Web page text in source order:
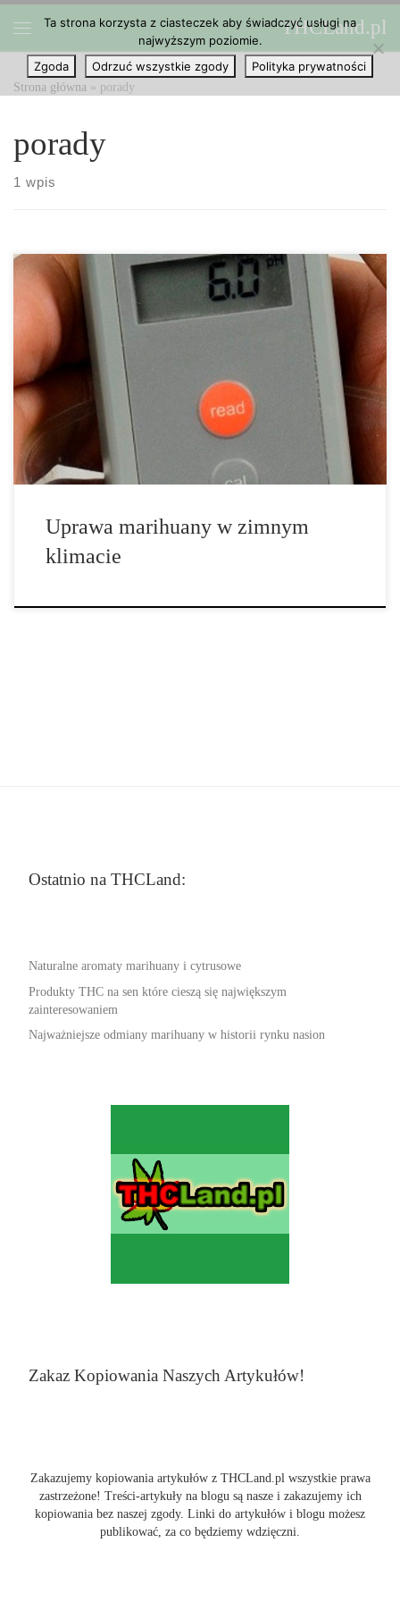
Przejdź do treści THCLand.pl
Strona główna » porady
porady
1 wpis
Uprawa marihuany w zimnym klimacie wcale nie musi oznaczać
marnych wyników. Pozwól, że podzielimy się z tobą kilkoma
sekretami i poradami. Oczywiście takie uprawy również mają
zalety. Wszyscy wiemy, że cannabis to elastyczna i wszechstronna
roślina, dlatego może być uprawiana […]
Uprawa marihuany w zimnym
klimacie
Ostatnio na THCLand:
Naturalne aromaty marihuany i cytrusowe
Produkty THC na sen które cieszą się największym
zainteresowaniem
Najważniejsze odmiany marihuany w historii rynku nasion
Zakaz Kopiowania Naszych Artykułów!
Zakazujemy kopiowania artykułów z THCLand.pl wszystkie prawa
zastrzeżone! Treści-artykuły na blogu są nasze i zakazujemy ich
kopiowania bez naszej zgody. Linki do artykułów i blogu możesz
publikować, za co będziemy wdzięczni.
Ta strona korzysta z ciasteczek aby świadczyć usługi na
najwyższym poziomie.
Zgoda
Odrzuć wszystkie zgody Polityka prywatności